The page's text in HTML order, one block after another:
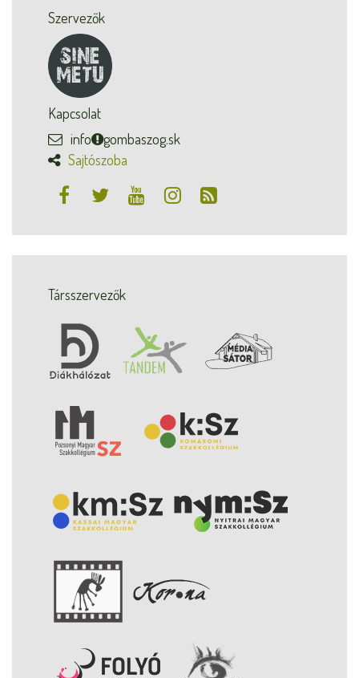
Szervezők
Kapcsolat
info
gombaszog.sk
Sajtószoba
Társszervezők